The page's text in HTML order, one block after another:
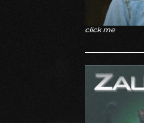
click me